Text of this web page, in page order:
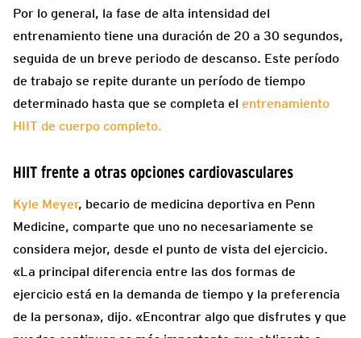
Por lo general, la fase de alta intensidad del
entrenamiento tiene una duración de 20 a 30 segundos,
seguida de un breve periodo de descanso. Este período
de trabajo se repite durante un período de tiempo
determinado hasta que se completa el entrenamiento
HIIT de cuerpo completo.
HIIT frente a otras opciones cardiovasculares
Kyle Meyer, becario de medicina deportiva en Penn
Medicine, comparte que uno no necesariamente se
considera mejor, desde el punto de vista del ejercicio.
«La principal diferencia entre las dos formas de
ejercicio está en la demanda de tiempo y la preferencia
de la persona», dijo. «Encontrar algo que disfrutes y que